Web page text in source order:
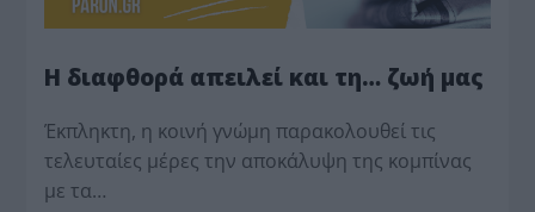
Η διαφθορά απειλεί και τη… ζωή μας
Έκπληκτη, η κοινή γνώμη παρακολουθεί τις
τελευταίες μέρες την αποκάλυψη της κο­μπίνας
με τα…